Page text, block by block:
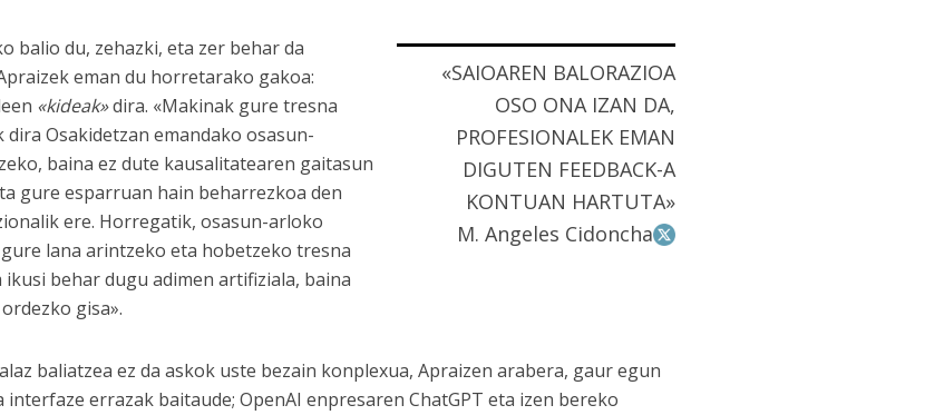
«SAIOAREN BALORAZIOA
OSO ONA IZAN DA,
PROFESIONALEK EMAN
DIGUTEN FEEDBACK-A
KONTUAN HARTUTA»
M. Angeles Cidoncha
balio du, zehazki, eta zer behar da
eman du horretarako gakoa:
«kideak»dira. «Makinak gure tresna
dira Osakidetzan emandako osasun-
baina ez dute kausalitatearen gaitasun
gure esparruan hain beharrezkoa den
ere. Horregatik, osasun-arloko
lana arintzeko eta hobetzeko tresna
behar dugu adimen artifiziala, baina
gisa».
baliatzea ez da askok uste bezain konplexua, Apraizen arabera, gaur egun
errazak baitaude; OpenAI enpresaren ChatGPT eta izen bereko